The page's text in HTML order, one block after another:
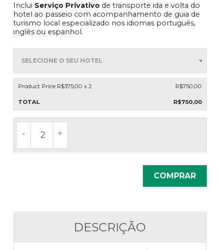
Inclui Serviço Privativo de transporte ida e volta do
hotel ao passeio com acompanhamento de guia de
turismo local especializado nos idiomas português,
inglês ou espanhol.
SELECIONE O SEU HOTEL
Product Price R$375,00 x 2 R$750,00
TOTAL R$750,00
CASINO IGUAZÚ QUANTIDADE
mínimo de duas pessoas
+
-
COMPRAR
DESCRIÇÃO